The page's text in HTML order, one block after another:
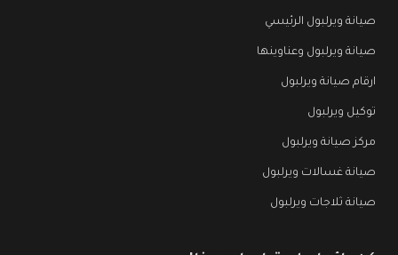
صيانة ويرلبول الرئيسي
صيانة ويرلبول وعناوينها
ارقام صيانة ويرلبول
توكيل ويرلبول
مركز صيانة ويرلبول
صيانة غسالات ويرلبول
صيانة ثلاجات ويرلبول